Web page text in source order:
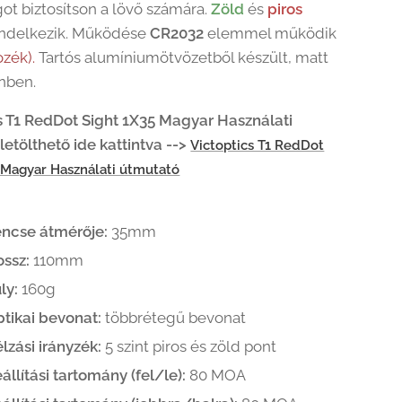
biztosítson a lövő számára.Zöld és piros
MűködéseCR2032 elemmel működik
Tartós alumíniumötvözetből készült, matt
RedDot Sight 1X35 Magyar Használati
ide kattintva -->Victoptics T1 RedDot
Használati útmutató
átmérője: 35mm
110mm
160g
bevonat: többrétegű bevonat
irányzék: 5 szint piros és zöld pont
tartomány (fel/le): 80 MOA